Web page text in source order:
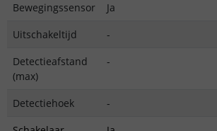
Bewegingssensor
Ja
Uitschakeltijd
-
Detectieafstand
(max)
-
Detectiehoek
-